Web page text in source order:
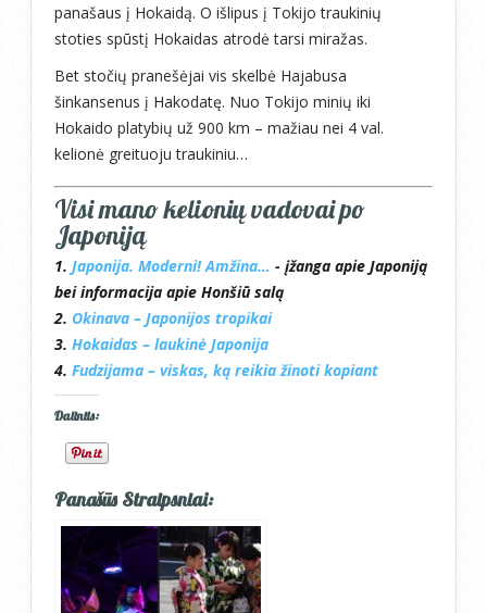
panašaus į Hokaidą. O išlipus į Tokijo traukinių
stoties spūstį Hokaidas atrodė tarsi miražas.
Bet stočių pranešėjai vis skelbė Hajabusa
šinkansenus į Hakodatę. Nuo Tokijo minių iki
Hokaido platybių už 900 km – mažiau nei 4 val.
kelionė greituoju traukiniu…
Visi mano kelionių vadovai po
Japoniją
1. Japonija. Moderni! Amžina… - įžanga apie Japoniją
bei informacija apie Honšiū salą
2. Okinava – Japonijos tropikai
3. Hokaidas – laukinė Japonija
4. Fudzijama – viskas, ką reikia žinoti kopiant
Dalintis:
Panašūs Straipsniai: